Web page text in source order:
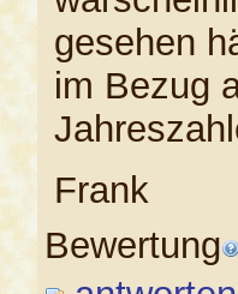
gesehen
im Bezug
Frank
Bewertung